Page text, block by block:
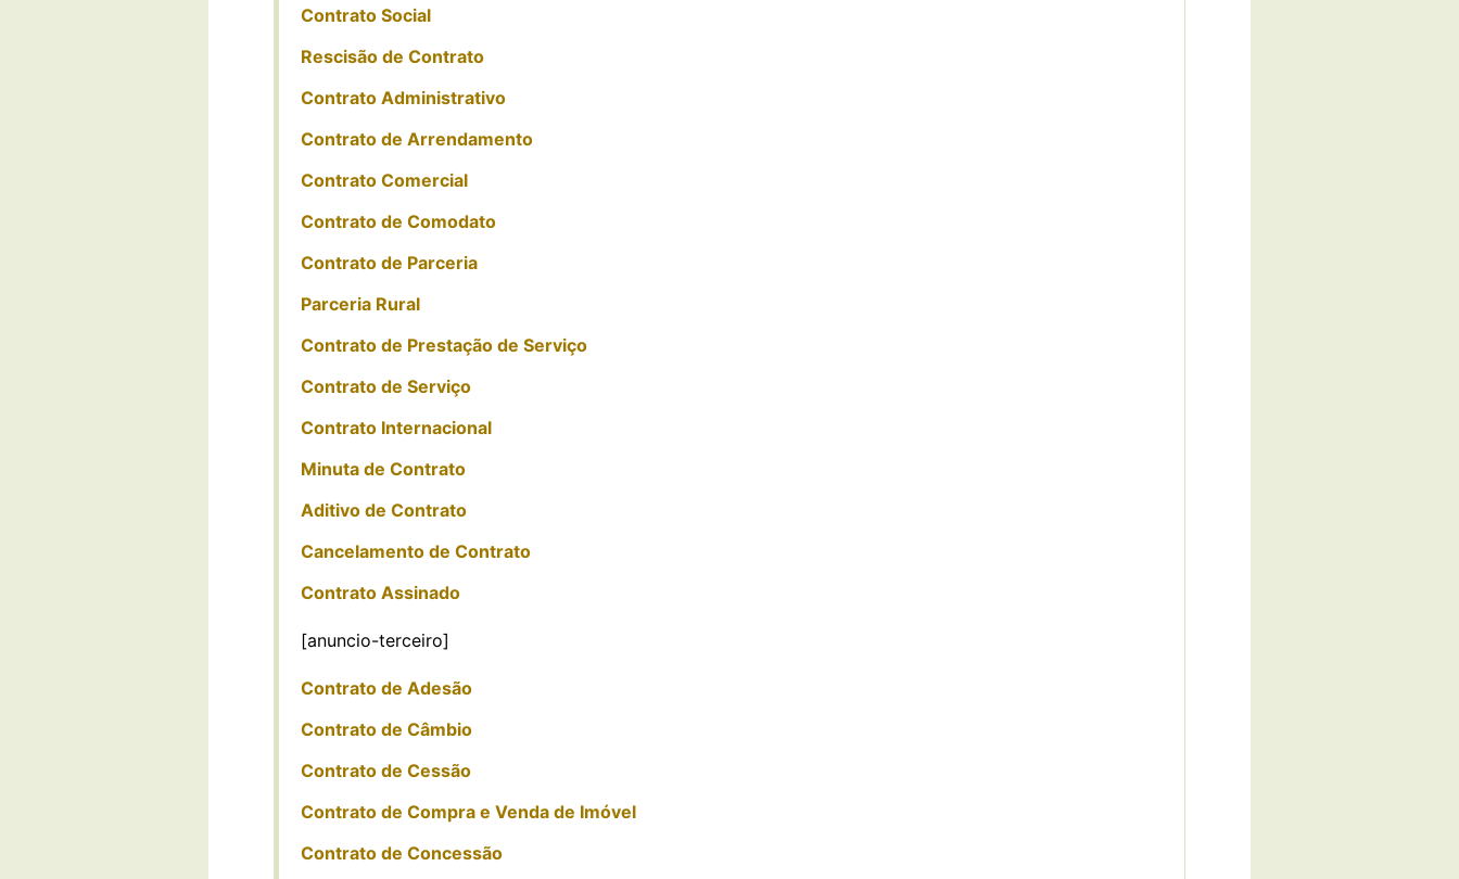
Contrato Social
Rescisão de Contrato
Contrato Administrativo
Contrato de Arrendamento
Contrato Comercial
Contrato de Comodato
Contrato de Parceria
Parceria Rural
Contrato de Prestação de Serviço
Contrato de Serviço
Contrato Internacional
Minuta de Contrato
Aditivo de Contrato
Cancelamento de Contrato
Contrato Assinado
[anuncio-terceiro]
Contrato de Adesão
Contrato de Câmbio
Contrato de Cessão
Contrato de Compra e Venda de Imóvel
Contrato de Concessão